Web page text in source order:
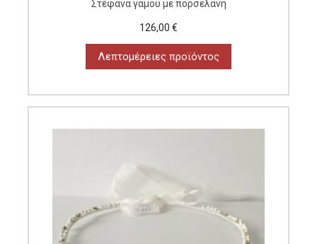
Στέφανα γάμου με πορσελάνη
126,00 €
Λεπτομέρειες προϊόντος